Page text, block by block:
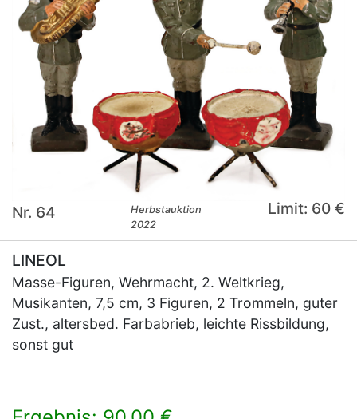
Nr. 64
Herbstauktion
2022
Limit: 60 €
LINEOL
Masse-Figuren, Wehrmacht, 2. Weltkrieg,
Musikanten, 7,5 cm, 3 Figuren, 2 Trommeln, guter
Zust., altersbed. Farbabrieb, leichte Rissbildung,
sonst gut